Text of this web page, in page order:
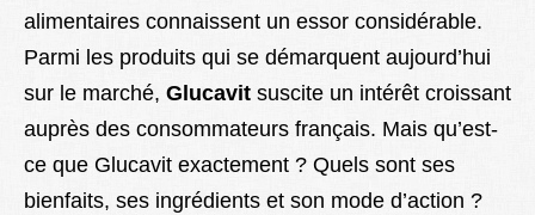
alimentaires connaissent un essor considérable.
Parmi les produits qui se démarquent aujourd’hui
sur le marché, Glucavit suscite un intérêt croissant
auprès des consommateurs français. Mais qu’est-
ce que Glucavit exactement ? Quels sont ses
bienfaits, ses ingrédients et son mode d’action ?